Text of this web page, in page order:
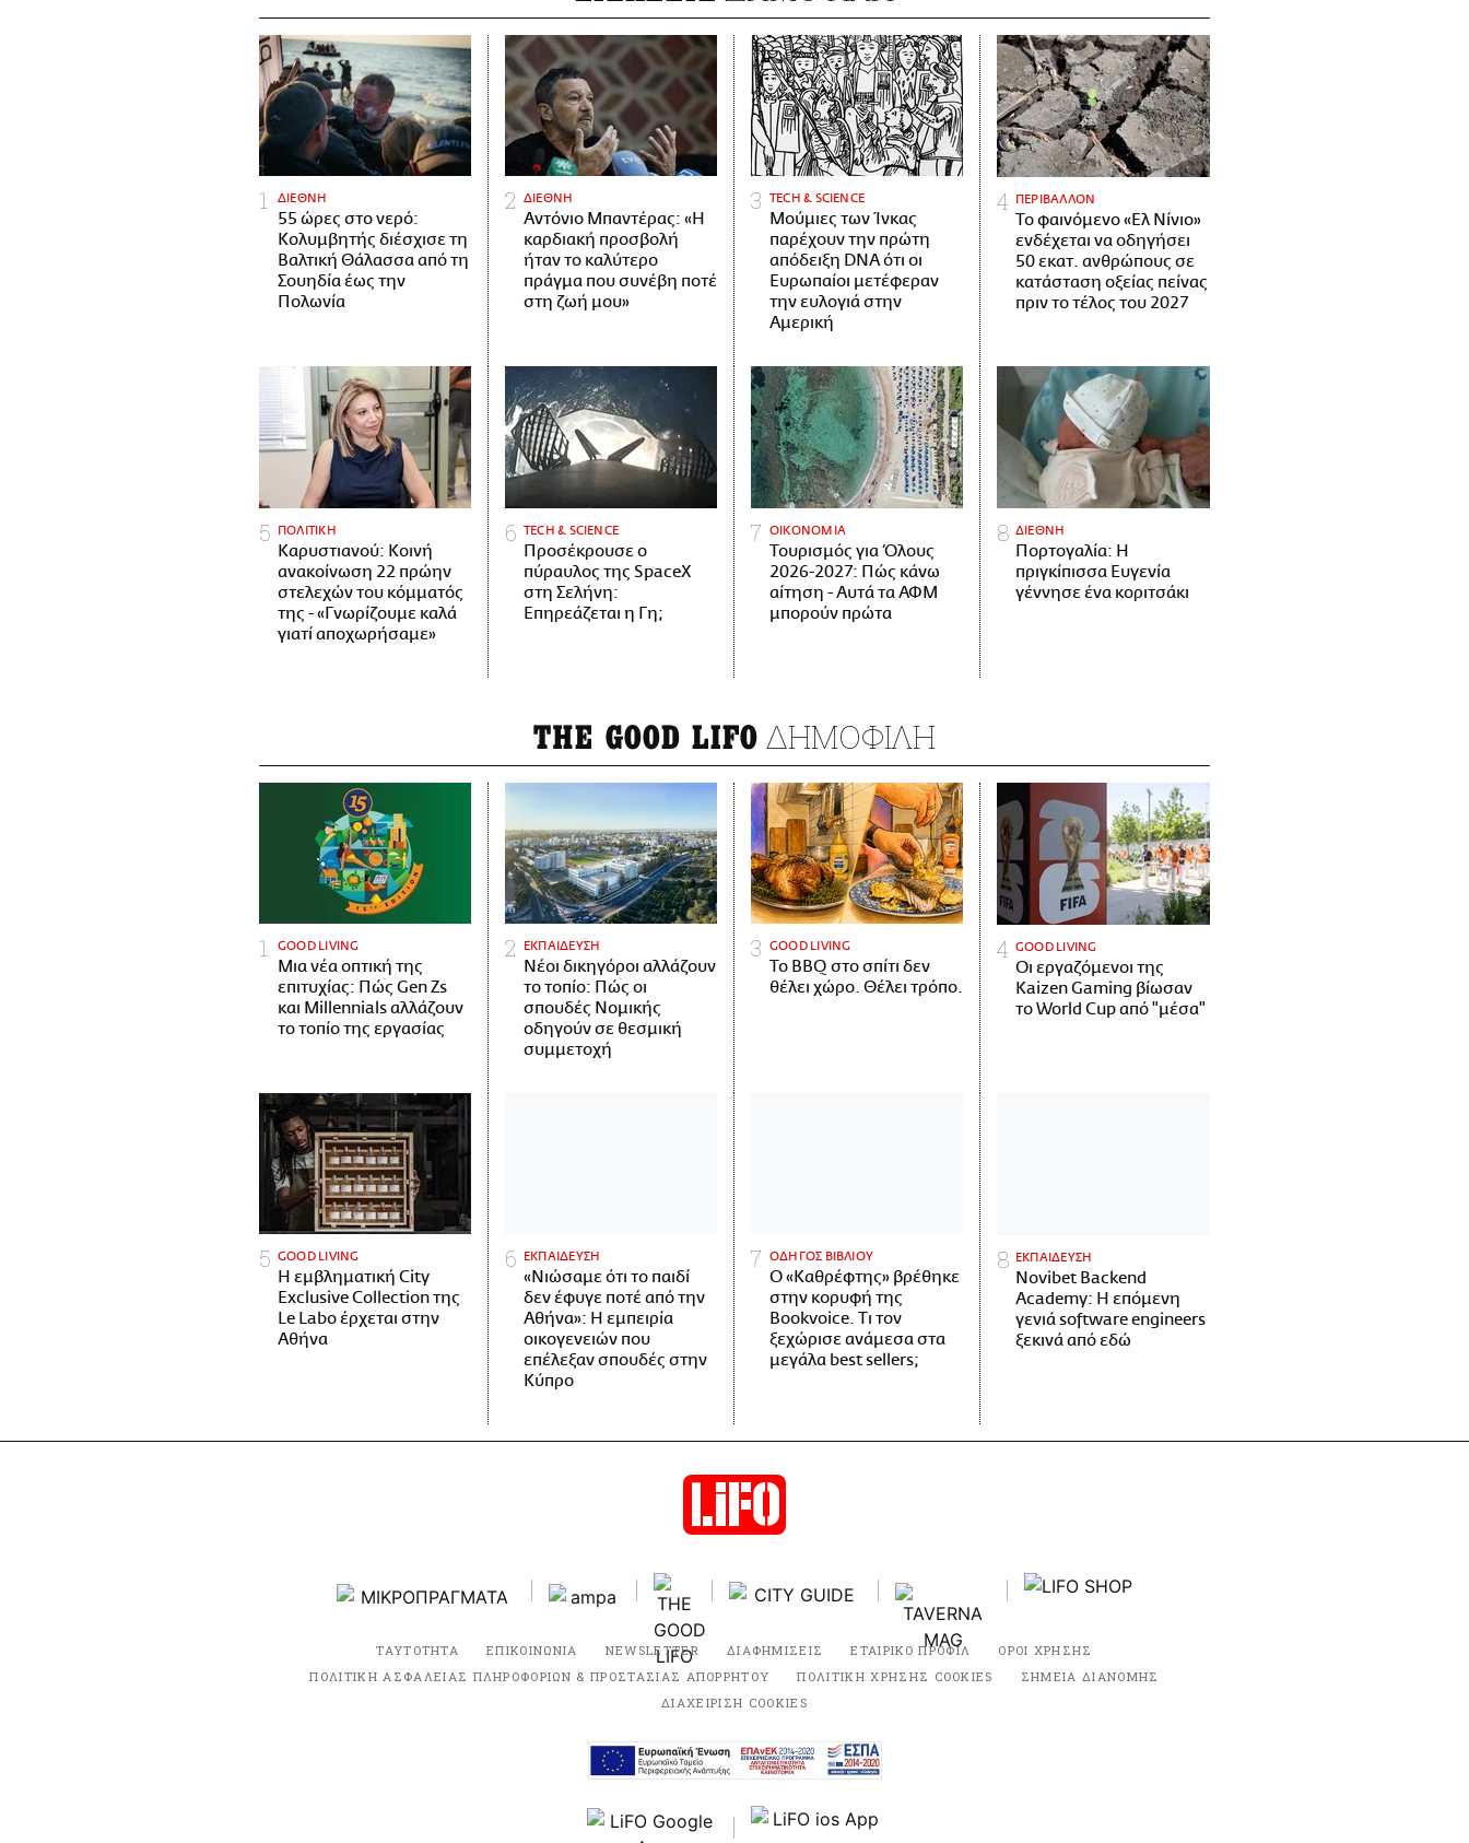
ΔΙΕΘΝΗ
55 ώρες στο νερό:
Κολυμβητής διέσχισε τη
Βαλτική Θάλασσα από τη
Σουηδία έως την
Πολωνία
ΔΙΕΘΝΗ
Αντόνιο Μπαντέρας: «Η
καρδιακή προσβολή
ήταν το καλύτερο
πράγμα που συνέβη ποτέ
στη ζωή μου»
ΤECH & SCIENCE
Μούμιες των Ίνκας
παρέχουν την πρώτη
απόδειξη DNA ότι οι
Ευρωπαίοι μετέφεραν
την ευλογιά στην
Αμερική
ΠΕΡΙΒΑΛΛΟΝ
Το φαινόμενο «Ελ Νίνιο»
ενδέχεται να οδηγήσει
50 εκατ. ανθρώπους σε
κατάσταση οξείας πείνας
πριν το τέλος του 2027
ΠΟΛΙΤΙΚΗ
Καρυστιανού: Κοινή
ανακοίνωση 22 πρώην
στελεχών του κόμματός
της - «Γνωρίζουμε καλά
γιατί αποχωρήσαμε»
ΤECH & SCIENCE
Προσέκρουσε ο
πύραυλος της SpaceX
στη Σελήνη:
Επηρεάζεται η Γη;
ΟΙΚΟΝΟΜΙΑ
Τουρισμός για Όλους
2026-2027: Πώς κάνω
αίτηση - Αυτά τα ΑΦΜ
μπορούν πρώτα
ΔΙΕΘΝΗ
Πορτογαλία: Η
πριγκίπισσα Ευγενία
γέννησε ένα κοριτσάκι
THE GOOD LIFO ΔΗΜΟΦΙΛΗ
GOOD LIVING
Μια νέα οπτική της
επιτυχίας: Πώς Gen Zs
και Millennials αλλάζουν
το τοπίο της εργασίας
ΕΚΠΑΙΔΕΥΣΗ
Νέοι δικηγόροι αλλάζουν
το τοπίο: Πώς οι
σπουδές Νομικής
οδηγούν σε θεσμική
συμμετοχή
GOOD LIVING
Το BBQ στο σπίτι δεν
θέλει χώρο. Θέλει τρόπο.
GOOD LIVING
Οι εργαζόμενοι της
Kaizen Gaming βίωσαν
το World Cup από "μέσα"
GOOD LIVING
Η εμβληματική City
Exclusive Collection της
Le Labo έρχεται στην
Αθήνα
ΕΚΠΑΙΔΕΥΣΗ
«Νιώσαμε ότι το παιδί
δεν έφυγε ποτέ από την
Αθήνα»: Η εμπειρία
οικογενειών που
επέλεξαν σπουδές στην
Κύπρο
ΟΔΗΓΟΣ ΒΙΒΛΙΟΥ
Ο «Καθρέφτης» βρέθηκε
στην κορυφή της
Bookvoice. Τι τον
ξεχώρισε ανάμεσα στα
μεγάλα best sellers;
ΕΚΠΑΙΔΕΥΣΗ
Novibet Backend
Academy: Η επόμενη
γενιά software engineers
ξεκινά από εδώ
ΤΑΥΤΟΤΗΤΑ ΕΠΙΚΟΙΝΩΝΙΑ NEWSLETTER ΔΙΑΦΗΜΙΣΕΙΣ ΕΤΑΙΡΙΚΟ ΠΡΟΦΙΛ
ΟΡΟΙ ΧΡΗΣΗΣ
ΠΟΛΙΤΙΚΗ ΑΣΦΑΛΕΙΑΣ ΠΛΗΡΟΦΟΡΙΩΝ & ΠΡΟΣΤΑΣΙΑΣ ΑΠΟΡΡΗΤΟΥ
ΠΟΛΙΤΙΚΗ ΧΡΗΣΗΣ COOKIES
ΣΗΜΕΙΑ ΔΙΑΝΟΜΗΣ
ΔΙΑΧΕΙΡΙΣΗ COOKIES